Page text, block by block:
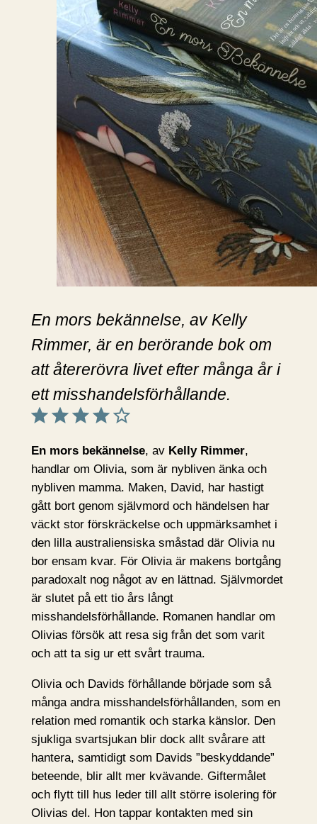
En mors bekännelse, av Kelly
Rimmer, är en berörande bok om
att återerövra livet efter många år i
ett misshandelsförhållande.
En mors bekännelse, av Kelly Rimmer,
handlar om Olivia, som är nybliven änka och
nybliven mamma. Maken, David, har hastigt
gått bort genom självmord och händelsen har
väckt stor förskräckelse och uppmärksamhet i
den lilla australiensiska småstad där Olivia nu
bor ensam kvar. För Olivia är makens bortgång
paradoxalt nog något av en lättnad. Självmordet
är slutet på ett tio års långt
misshandelsförhållande. Romanen handlar om
Olivias försök att resa sig från det som varit
och att ta sig ur ett svårt trauma.
Olivia och Davids förhållande började som så
många andra misshandelsförhållanden, som en
relation med romantik och starka känslor. Den
sjukliga svartsjukan blir dock allt svårare att
hantera, samtidigt som Davids ”beskyddande”
beteende, blir allt mer kvävande. Giftermålet
och flytt till hus leder till allt större isolering för
Olivias del. Hon tappar kontakten med sin